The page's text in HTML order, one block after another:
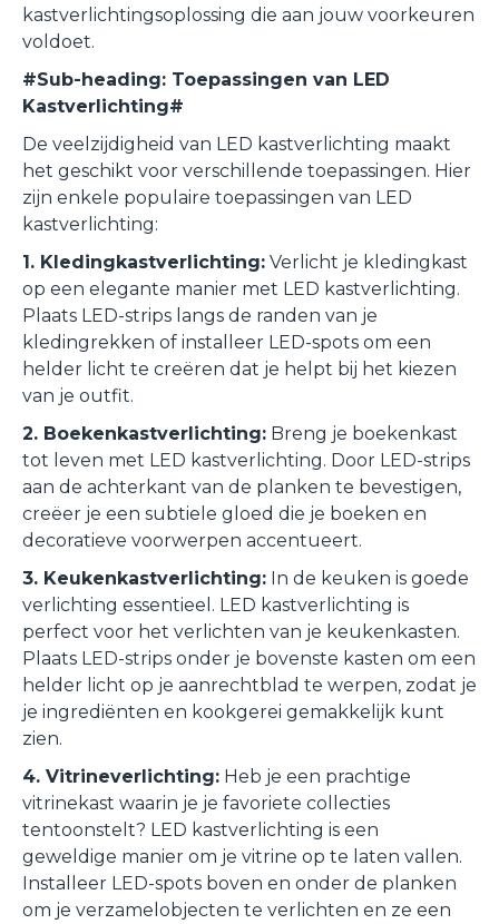
kastverlichtingsoplossing die aan jouw voorkeuren
voldoet.
#Sub-heading: Toepassingen van LED
Kastverlichting#
De veelzijdigheid van LED kastverlichting maakt
het geschikt voor verschillende toepassingen. Hier
zijn enkele populaire toepassingen van LED
kastverlichting:
1. Kledingkastverlichting: Verlicht je kledingkast
op een elegante manier met LED kastverlichting.
Plaats LED-strips langs de randen van je
kledingrekken of installeer LED-spots om een
helder licht te creëren dat je helpt bij het kiezen
van je outfit.
2. Boekenkastverlichting: Breng je boekenkast
tot leven met LED kastverlichting. Door LED-strips
aan de achterkant van de planken te bevestigen,
creëer je een subtiele gloed die je boeken en
decoratieve voorwerpen accentueert.
3. Keukenkastverlichting: In de keuken is goede
verlichting essentieel. LED kastverlichting is
perfect voor het verlichten van je keukenkasten.
Plaats LED-strips onder je bovenste kasten om een
helder licht op je aanrechtblad te werpen, zodat je
je ingrediënten en kookgerei gemakkelijk kunt
zien.
4. Vitrineverlichting: Heb je een prachtige
vitrinekast waarin je je favoriete collecties
tentoonstelt? LED kastverlichting is een
geweldige manier om je vitrine op te laten vallen.
Installeer LED-spots boven en onder de planken
om je verzamelobjecten te verlichten en ze een